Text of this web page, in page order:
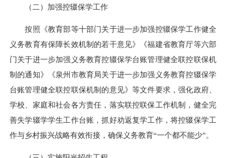
（二）加强控辍保学工作
按照《教育部等十部门关于进一步加强控辍保学工作健全
义务教育有保障长效机制的若干意见》《福建省教育厅等六部
门关于进一步加强义务教育控辍保学台账管理健全联控联保机
制的通知》《泉州市教育局关于进一步加强义务教育控辍保学
台账管理健全联控联保机制的意见》等文件要求，强化政府、
学校、家庭和社会各方责任，落实联控联保工作机制，健全完
善失学辍学学生工作台账，抓好劝返复学工作，将控辍保学工
作与乡村振兴战略有效衔接，确保义务教育“一个都不能少”。